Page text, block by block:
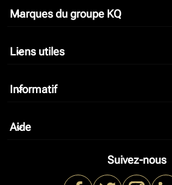
Marques du groupe KQ
keyboard_arrow_down
Liens utiles
keyboard_arrow_down
Informatif
keyboard_arrow_down
Aide
keyboard_arrow_down
Suivez-nous